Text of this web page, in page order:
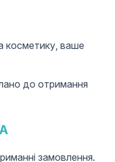
косметику, ваше
до отримання
замовлення.